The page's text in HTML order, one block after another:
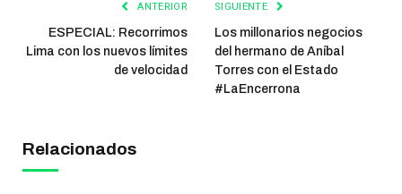
ANTERIOR
ESPECIAL: Recorrimos
Lima con los nuevos límites
de velocidad
SIGUIENTE
Los millonarios negocios
del hermano de Aníbal
Torres con el Estado
#LaEncerrona
Relacionados